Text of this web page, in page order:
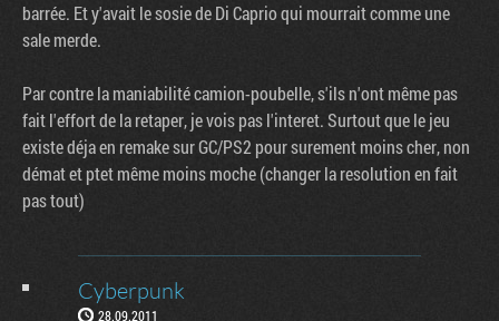
barrée. Et y'avait le sosie de Di Caprio qui mourrait comme une
sale merde.
Par contre la maniabilité camion-poubelle, s'ils n'ont même pas
fait l'effort de la retaper, je vois pas l'interet. Surtout que le jeu
existe déja en remake sur GC/PS2 pour surement moins cher, non
démat et ptet même moins moche (changer la resolution en fait
pas tout)
Cyberpunk
28.09.2011